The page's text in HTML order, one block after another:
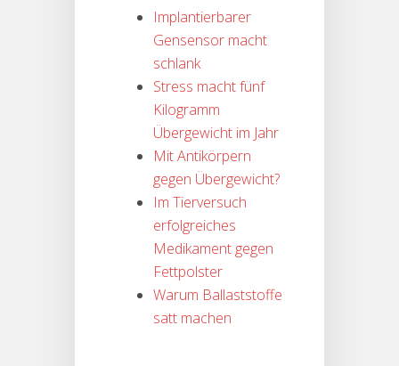
Implantierbarer
Gensensor macht
schlank
Stress macht fünf
Kilogramm
Übergewicht im Jahr
Mit Antikörpern
gegen Übergewicht?
Im Tierversuch
erfolgreiches
Medikament gegen
Fettpolster
Warum Ballaststoffe
satt machen